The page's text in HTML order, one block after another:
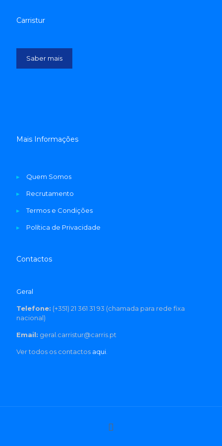
Carristur
Saber mais
Mais Informações
▸ Quem Somos
▸ Recrutamento
▸ Termos e Condições
▸ Política de Privacidade
Contactos
Geral
Telefone: (+351) 21 361 31 93 (chamada para rede fixa
nacional)
Email: geral.carristur@carris.pt
Ver todos os contactos aqui